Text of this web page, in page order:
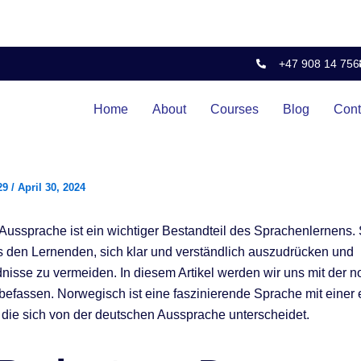
+47 908 14 756
Home About Courses Blog
/ April 30, 2024
ist ein wichtiger Bestandteil des Sprachenlernens.
den Lernenden, sich klar und verständlich auszudrücken und
zu vermeiden. In diesem Artikel werden wir uns mit der
Norwegisch ist eine faszinierende Sprache mit einer
sich von der deutschen Aussprache unterscheidet.